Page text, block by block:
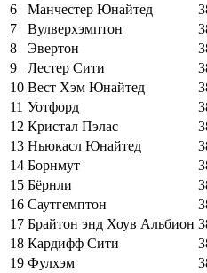
6
Манчестер Юнайтед
7
Вулверхэмптон
8
Эвертон
9
Лестер Сити
10 Вест Хэм Юнайтед
11 Уотфорд
12 Кристал Пэлас
13 Ньюкасл Юнайтед
14 Борнмут
15 Бёрнли
16 Саутгемптон
17 Брайтон энд Хоув Альбион
18 Кардифф Сити
19 Фулхэм